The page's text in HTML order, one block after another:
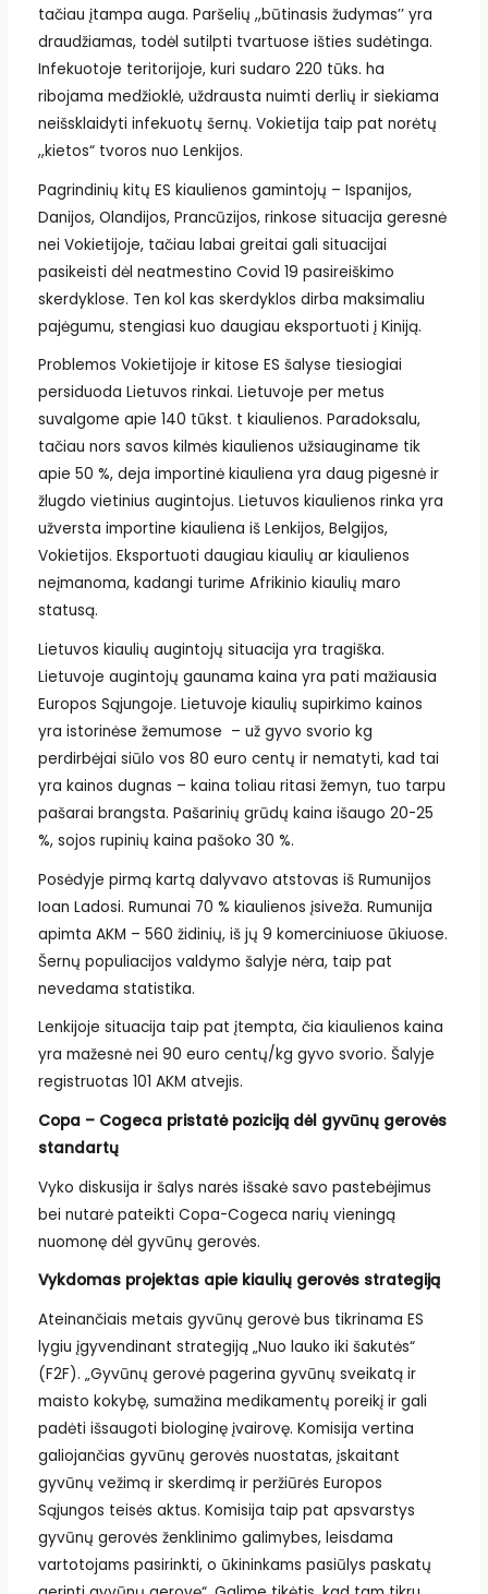
tačiau įtampa auga. Paršelių ,,būtinasis žudymas’’ yra
draudžiamas, todėl sutilpti tvartuose išties sudėtinga.
Infekuotoje teritorijoje, kuri sudaro 220 tūks. ha
ribojama medžioklė, uždrausta nuimti derlių ir siekiama
neišsklaidyti infekuotų šernų. Vokietija taip pat norėtų
,,kietos“ tvoros nuo Lenkijos.
Pagrindinių kitų ES kiaulienos gamintojų – Ispanijos,
Danijos, Olandijos, Prancūzijos, rinkose situacija geresnė
nei Vokietijoje, tačiau labai greitai gali situacijai
pasikeisti dėl neatmestino Covid 19 pasireiškimo
skerdyklose. Ten kol kas skerdyklos dirba maksimaliu
pajėgumu, stengiasi kuo daugiau eksportuoti į Kiniją.
Problemos Vokietijoje ir kitose ES šalyse tiesiogiai
persiduoda Lietuvos rinkai. Lietuvoje per metus
suvalgome apie 140 tūkst. t kiaulienos. Paradoksalu,
tačiau nors savos kilmės kiaulienos užsiauginame tik
apie 50 %, deja importinė kiauliena yra daug pigesnė ir
žlugdo vietinius augintojus. Lietuvos kiaulienos rinka yra
užversta importine kiauliena iš Lenkijos, Belgijos,
Vokietijos. Eksportuoti daugiau kiaulių ar kiaulienos
neįmanoma, kadangi turime Afrikinio kiaulių maro
statusą.
Lietuvos kiaulių augintojų situacija yra tragiška.
Lietuvoje augintojų gaunama kaina yra pati mažiausia
Europos Sąjungoje. Lietuvoje kiaulių supirkimo kainos
yra istorinėse žemumose – už gyvo svorio kg
perdirbėjai siūlo vos 80 euro centų ir nematyti, kad tai
yra kainos dugnas – kaina toliau ritasi žemyn, tuo tarpu
pašarai brangsta. Pašarinių grūdų kaina išaugo 20-25
%, sojos rupinių kaina pašoko 30 %.
Posėdyje pirmą kartą dalyvavo atstovas iš Rumunijos
Ioan Ladosi. Rumunai 70 % kiaulienos įsiveža. Rumunija
apimta AKM – 560 židinių, iš jų 9 komerciniuose ūkiuose.
Šernų populiacijos valdymo šalyje nėra, taip pat
nevedama statistika.
Lenkijoje situacija taip pat įtempta, čia kiaulienos kaina
yra mažesnė nei 90 euro centų/kg gyvo svorio. Šalyje
registruotas 101 AKM atvejis.
Copa – Cogeca pristatė poziciją dėl gyvūnų gerovės
standartų
Vyko diskusija ir šalys narės išsakė savo pastebėjimus
bei nutarė pateikti Copa-Cogeca narių vieningą
nuomonę dėl gyvūnų gerovės.
Vykdomas projektas apie kiaulių gerovės strategiją
Ateinančiais metais gyvūnų gerovė bus tikrinama ES
lygiu įgyvendinant strategiją „Nuo lauko iki šakutės“
(F2F). „Gyvūnų gerovė pagerina gyvūnų sveikatą ir
maisto kokybę, sumažina medikamentų poreikį ir gali
padėti išsaugoti biologinę įvairovę. Komisija vertina
galiojančias gyvūnų gerovės nuostatas, įskaitant
gyvūnų vežimą ir skerdimą ir peržiūrės Europos
Sąjungos teisės aktus. Komisija taip pat apsvarstys
gyvūnų gerovės ženklinimo galimybes, leisdama
vartotojams pasirinkti, o ūkininkams pasiūlys paskatų